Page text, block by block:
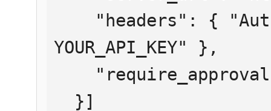
YOUR_API_KEY" },